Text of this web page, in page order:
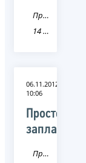
Пресса
14 Республика Саха (Якутия)
06.11.2012
10:06
Просто
заплати
Пресса